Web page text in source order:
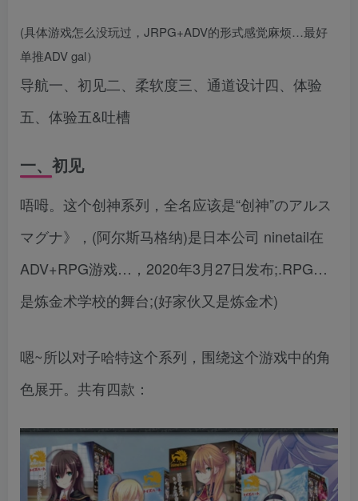
(具体游戏怎么没玩过，JRPG+ADV的形式感觉麻烦…最好
单推ADV gal）
导航一、初见二、柔软度三、通道设计四、体验
五、体验五&吐槽
一、初见
唔呣。这个创神系列，全名应该是“创神”のアルス
マグナ》，(阿尔斯马格纳)是日本公司 ninetail在
ADV+RPG游戏…，2020年3月27日发布;.RPG…
是炼金术学校的舞台;(好家伙又是炼金术)
嗯~所以对子哈特这个系列，围绕这个游戏中的角
色展开。共有四款：